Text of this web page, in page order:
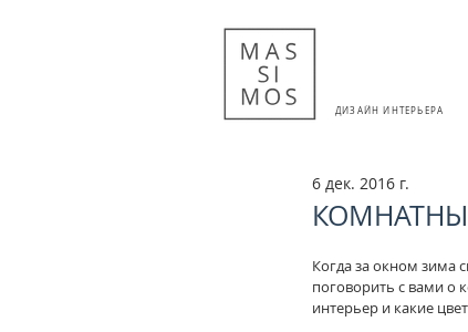
ДИЗАЙН ИНТЕРЬЕРА
6 дек. 2016 г.
Когда за окном зима
поговорить с вами о
интерьер и какие